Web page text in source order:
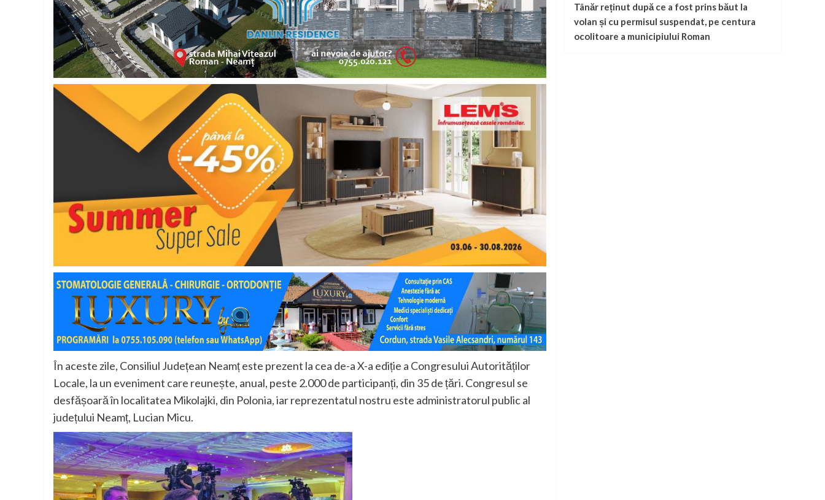
În aceste zile, Consiliul Județean Neamț este prezent la cea de-a X-a ediție a Congresului Autorităților
Locale, la un eveniment care reunește, anual, peste 2.000 de participanți, din 35 de țări. Congresul se
desfășoară în localitatea Mikolajki, din Polonia, iar reprezentatul nostru este administratorul public al
județului Neamț, Lucian Micu.
Tânăr reținut după ce a fost prins băut la
volan și cu permisul suspendat, pe centura
ocolitoare a municipiului Roman